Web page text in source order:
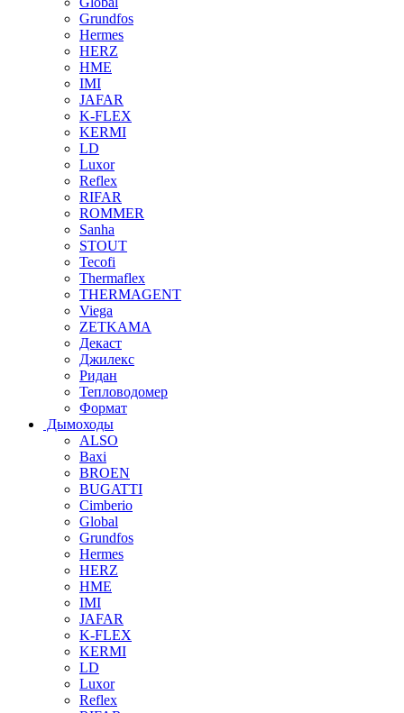
Grundfos
Hermes
HERZ
HME
IMI
JAFAR
K-FLEX
KERMI
LD
Luxor
Reflex
RIFAR
ROMMER
Sanha
STOUT
Tecofi
Thermaflex
THERMAGENT
Viega
ZETKAMA
Декаст
Джилекс
Ридан
Тепловодомер
Формат
Дымоходы
ALSO
Baxi
BROEN
BUGATTI
Cimberio
Global
Grundfos
Hermes
HERZ
HME
IMI
JAFAR
K-FLEX
KERMI
LD
Luxor
Reflex